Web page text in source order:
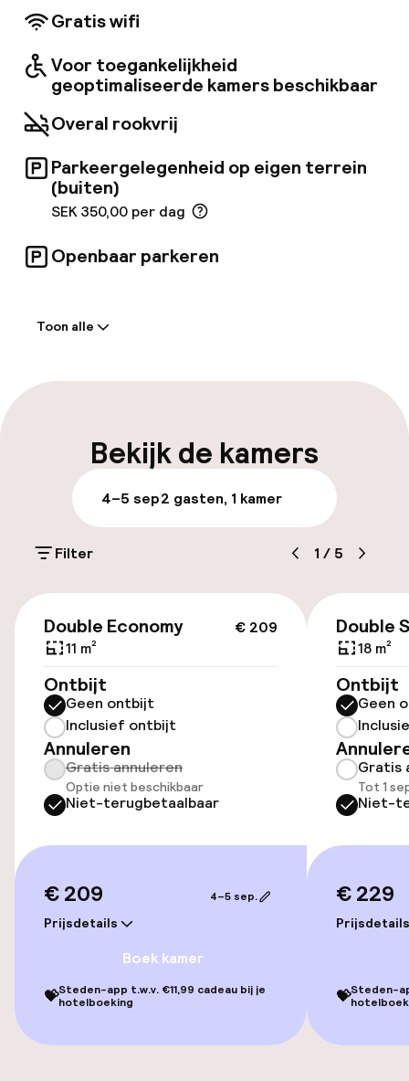
Gratis wifi
Voor toegankelijkheid
geoptimaliseerde kamers beschikbaar
Overal rookvrij
Parkeergelegenheid op eigen terrein
(buiten)
SEK 350,00 per dag
Openbaar parkeren
Meertalige medewerkers
Parkeren & mobiliteit
Parkeergelegenheid op eigen terrein
(buiten)
Openbaar parkeren
Toegankelijkheid
Lift
Voor toegankelijkheid
geoptimaliseerde kamers beschikbaar
Kamers
Voor toegankelijkheid
geoptimaliseerde kamers beschikbaar
Zwemmen & wellness
Hot tub
Toon alle
Bekijk de kamers
4–5 sep2 gasten, 1 kamer
Filter 1 / 5
€ 209
Double Economy
11 m²
Ontbijt
Geen ontbijt
Inclusief ontbijt
Annuleren
Gratis annuleren
Optie niet beschikbaar
Niet-terugbetaalbaar
€ 209
Prijsdetails
4–5 sep.
Boek kamer
💝Steden-app t.w.v. €11,99 cadeau bij je
hotelboeking
Double
18 m²
Ontbijt
Geen
Gratis
Tot 1
Niet-
€ 229
Prijsdetails
💝Steden-